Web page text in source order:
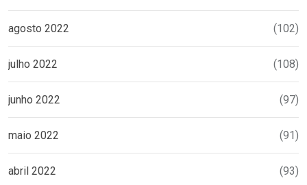
agosto 2022 (102)
julho 2022 (108)
junho 2022 (97)
maio 2022 (91)
abril 2022 (93)